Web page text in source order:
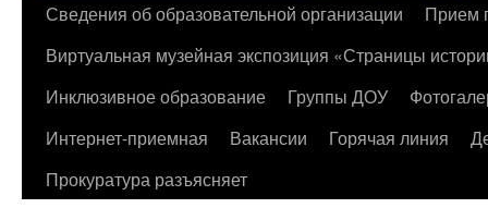
Перейти
содержимому
Сведения об образовательной организации
Прием
Виртуальная музейная экспозиция «Страницы
Инклюзивное образование
Группы ДОУ
Интернет-приемная
Вакансии Горячая линия
Прокуратура разъясняет